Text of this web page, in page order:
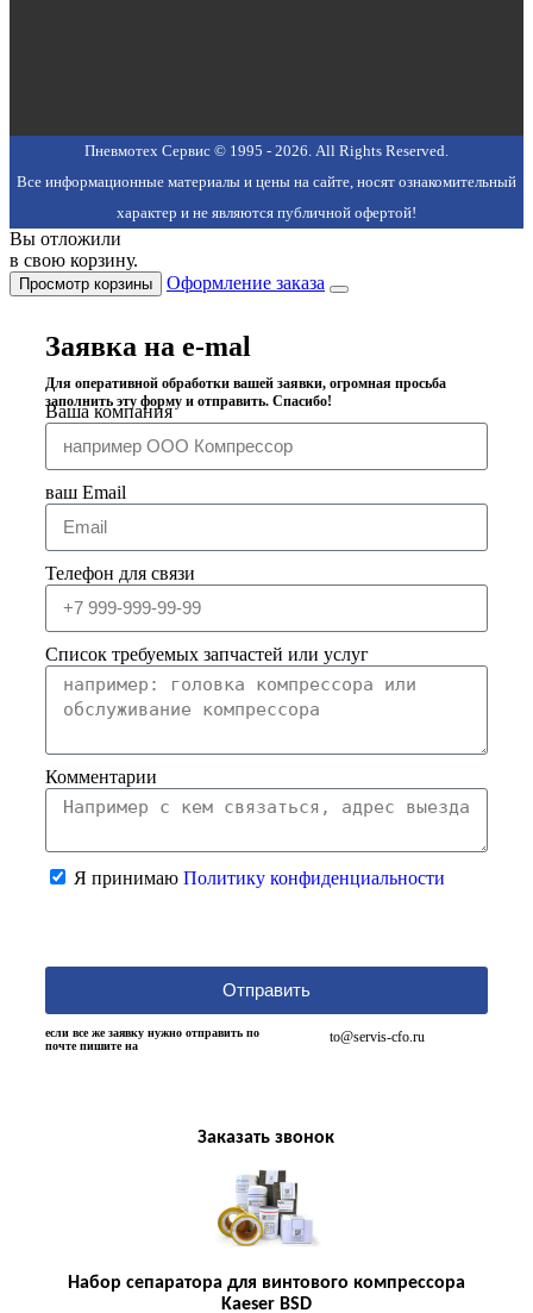
Пневмотех Сервис © 1995 - 2026. All Rights Reserved.
Все информационные материалы и цены на сайте, носят ознакомительный
характер и не являются публичной офертой!
Вы отложили
в свою корзину.
Просмотр корзины Оформление заказа
Заявка на e-mal
Для оперативной обработки вашей заявки, огромная просьба
заполнить эту форму и отправить. Спасибо!
Ваша компания
ваш Email
Телефон для связи
Список требуемых запчастей или услуг
Комментарии
Я принимаю Политику конфиденциальности
Отправить
если все же заявку нужно отправить по
почте пишите на
to@servis-cfo.ru
Заказать звонок
Набор сепаратора для винтового компрессора
Kaeser BSD